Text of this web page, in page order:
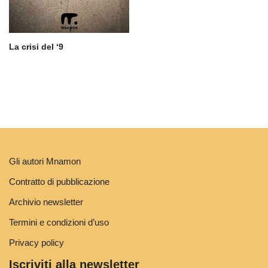
La crisi del ‘9
Gli autori Mnamon
Contratto di pubblicazione
Archivio newsletter
Termini e condizioni d’uso
Privacy policy
Iscriviti alla newsletter